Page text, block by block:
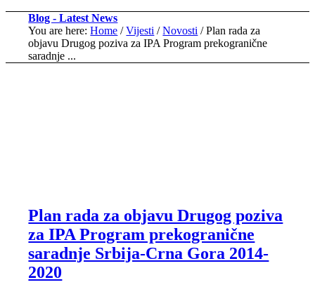
Blog - Latest News
You are here: Home / Vijesti / Novosti / Plan rada za
objavu Drugog poziva za IPA Program prekogranične
saradnje ...
Plan rada za objavu Drugog poziva
za IPA Program prekogranične
saradnje Srbija-Crna Gora 2014-
2020